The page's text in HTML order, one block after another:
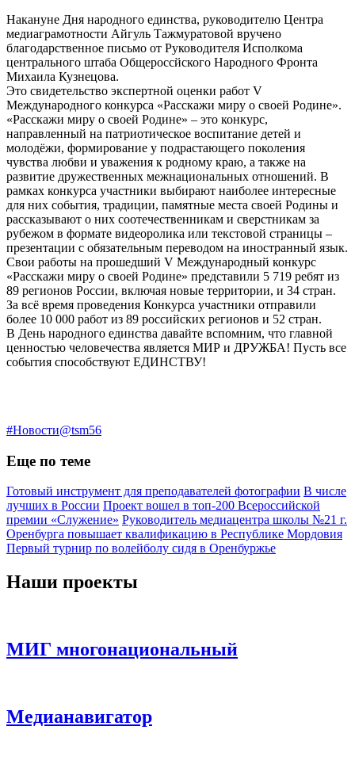
Накануне Дня народного единства, руководителю Центра
медиаграмотности Айгуль Тажмуратовой вручено
благодарственное письмо от Руководителя Исполкома
центрального штаба Общероссйского Народного Фронта
Михаила Кузнецова.
Это свидетельство экспертной оценки работ V
Международного конкурса «Расскажи миру о своей Родине».
«Расскажи миру о своей Родине» – это конкурс,
направленный на патриотическое воспитание детей и
молодёжи, формирование у подрастающего поколения
чувства любви и уважения к родному краю, а также на
развитие дружественных межнациональных отношений. В
рамках конкурса участники выбирают наиболее интересные
для них события, традиции, памятные места своей Родины и
рассказывают о них соотечественникам и сверстникам за
рубежом в формате видеоролика или текстовой страницы –
презентации с обязательным переводом на иностранный язык.
Свои работы на прошедший V Международный конкурс
«Расскажи миру о своей Родине» представили 5 719 ребят из
89 регионов России, включая новые территории, и 34 стран.
За всё время проведения Конкурса участники отправили
более 10 000 работ из 89 российских регионов и 52 стран.
В День народного единства давайте вспомним, что главной
ценностью человечества является МИР и ДРУЖБА! Пусть все
события способствуют ЕДИНСТВУ!
#Новости@tsm56
Еще по теме
Готовый инструмент для преподавателей фотографии В числе
лучших в России Проект вошел в топ-200 Всероссийской
премии «Служение» Руководитель медиацентра школы №21 г.
Оренбурга повышает квалификацию в Республике Мордовия
Первый турнир по волейболу сидя в Оренбуржье
Наши проекты
МИГ многонациональный
Медианавигатор